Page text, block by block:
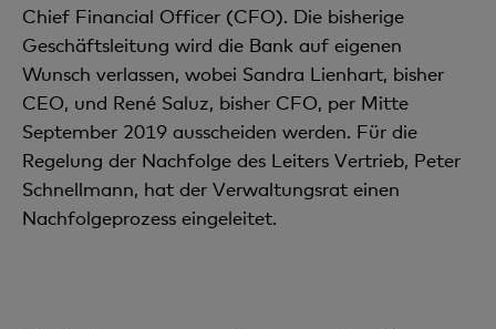
Chief Financial Officer (CFO). Die bisherige
Geschäftsleitung wird die Bank auf eigenen
Wunsch verlassen, wobei Sandra Lienhart, bisher
CEO, und René Saluz, bisher CFO, per Mitte
September 2019 ausscheiden werden. Für die
Regelung der Nachfolge des Leiters Vertrieb, Peter
Schnellmann, hat der Verwaltungsrat einen
Nachfolgeprozess eingeleitet.